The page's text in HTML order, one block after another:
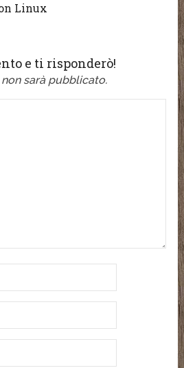
Linux
e ti risponderò!
sarà pubblicato.